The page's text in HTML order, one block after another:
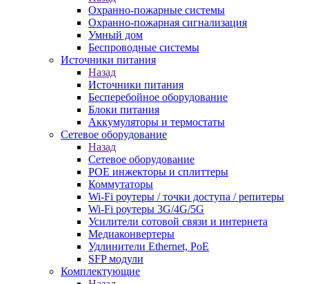
Охранно-пожарные системы
Охранно-пожарная сигнализация
Умный дом
Беспроводные системы
Источники питания
Назад
Источники питания
Бесперебойное оборудование
Блоки питания
Аккумуляторы и термостаты
Сетевое оборудование
Назад
Сетевое оборудование
POE инжекторы и сплиттеры
Коммутаторы
Wi-Fi роутеры / точки доступа / репитеры
Wi-Fi роутеры 3G/4G/5G
Усилители сотовой связи и интернета
Медиаконвертеры
Удлинители Ethernet, PoE
SFP модули
Комплектующие